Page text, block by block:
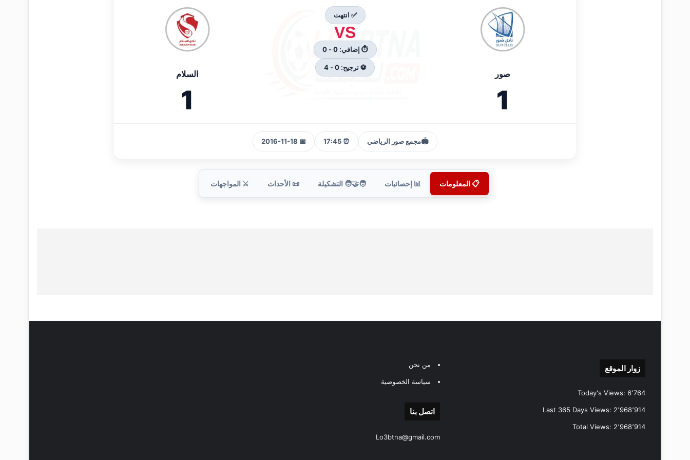
صور
1
✅ انتهت
VS
⏱ إضافي: 0 - 0
⚽ ترجيح: 0 - 4
السلام
1
🏟️مجمع صور الرياضي ⏰ 17:45
📅 2016-11-18
📋 المعلومات 📊 إحصائيات 🧑‍🤝‍🧑 التشكيلة 📜 الأحداث ⚔️ المواجهات
زوار الموقع
Today's Views: 6٬764
Last 365 Days Views: 2٬968٬914
Total Views: 2٬968٬914
من نحن
سياسة الخصوصية
اتصل بنا
Lo3btna@gmail.com